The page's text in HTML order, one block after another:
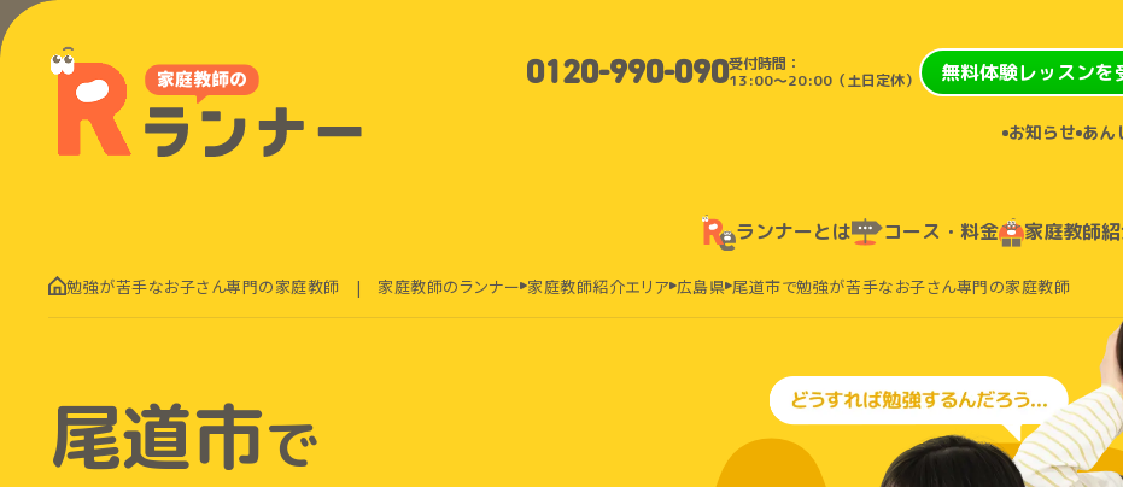
0120-990-090受付時間：
13:00〜20:00（土日定休）
無料体験レッスンを
お知らせ あん
ランナーとは コース・料金 家庭教師
勉強が苦手なお子さん専門の家庭教師 | 家庭教師のランナー 家庭教師紹介エリア 広島県 尾道市で勉強が苦手なお子さん専門の家庭教師
尾道市で